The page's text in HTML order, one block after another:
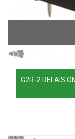
G2R-2 RELAIS